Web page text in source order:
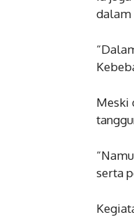
dalam
Meski
serta